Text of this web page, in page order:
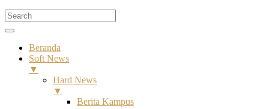
Beranda
Soft News
▼
Hard News
▼
Berita Kampus